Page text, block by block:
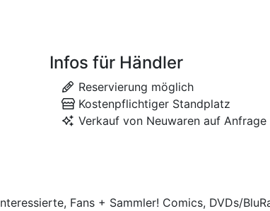
Infos für Händler
Reservierung möglich
Kostenpflichtiger Standplatz
Verkauf von Neuwaren auf Anfrage
Fans + Sammler! Comics, DVDs/